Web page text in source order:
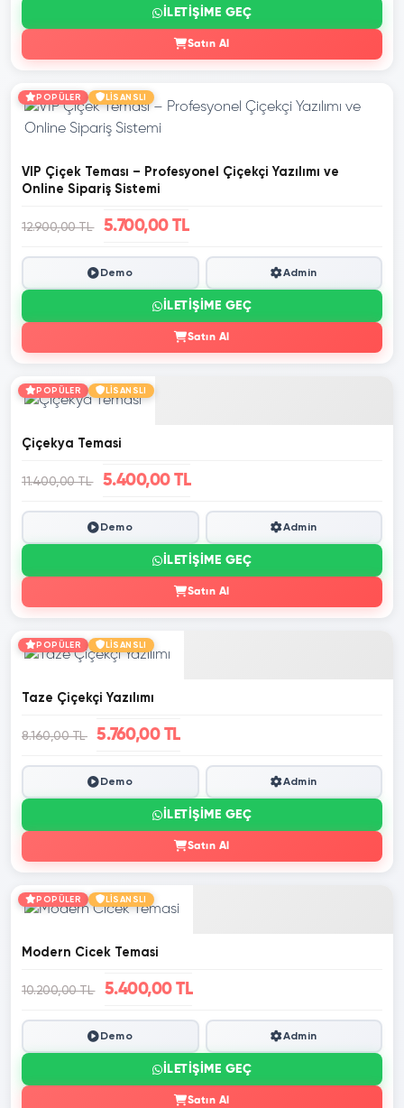
İLETIŞIME GEÇ
Satın Al
POPÜLER LİSANSLI
VIP Çiçek Teması – Profesyonel Çiçekçi Yazılımı ve
Online Sipariş Sistemi
12.900,00 TL 5.700,00 TL
Demo Admin
İLETIŞIME GEÇ
Satın Al
POPÜLER LİSANSLI
Çiçekya Temasi
11.400,00 TL 5.400,00 TL
Demo Admin
İLETIŞIME GEÇ
Satın Al
POPÜLER LİSANSLI
Taze Çiçekçi Yazılımı
8.160,00 TL 5.760,00 TL
Demo Admin
İLETIŞIME GEÇ
Satın Al
POPÜLER LİSANSLI
Modern Cicek Temasi
10.200,00 TL 5.400,00 TL
Demo Admin
İLETIŞIME GEÇ
Satın Al